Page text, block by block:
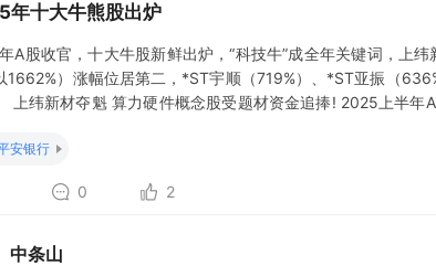
年十大牛熊股出炉
A股收官，十大牛股新鲜出炉，“科技牛”成全年关键词，上
1662%）涨幅位居第二，*ST宇顺（719%）、*ST亚振（
上纬新材夺魁 算力硬件概念股受题材资金追捧! 2025上半
跌幅居
安银行
0 2
中条山